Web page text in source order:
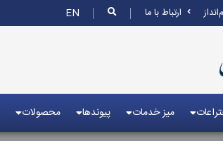
ارتباط با ما EN
میز خدمات پیوندها محصولات